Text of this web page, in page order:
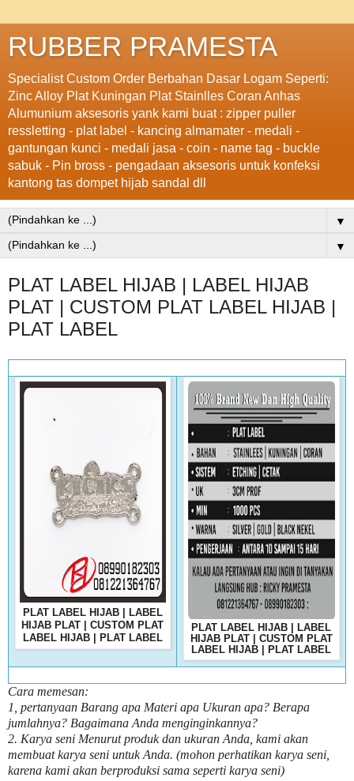
RUBBER PRAMESTA
Specialist Custom Order Berbahan Dasar Logam Seperti:
Zinc Alloy Plat Kuningan Plat Stainlles Coran Anhas
Alumunium aksesoris yank kami buat : zipper puller
ressletting - plat label - kancing almamater - medali -
gantungan kunci - medali jasa - coin - name tag - buckle
sabuk - Pin bross - pengadaan aksesoris untuk konfeksi
kantong tas dompet hijab sandal dll
▼
▼
PLAT LABEL HIJAB | LABEL HIJAB
PLAT | CUSTOM PLAT LABEL HIJAB |
PLAT LABEL
PLAT LABEL HIJAB | LABEL
HIJAB PLAT | CUSTOM PLAT
LABEL HIJAB | PLAT LABEL
PLAT LABEL HIJAB | LABEL
HIJAB PLAT | CUSTOM PLAT
LABEL HIJAB | PLAT LABEL
Cara memesan:
1, pertanyaan Barang apa Materi apa Ukuran apa? Berapa
jumlahnya? Bagaimana Anda menginginkannya?
2. Karya seni Menurut produk dan ukuran Anda, kami akan
membuat karya seni untuk Anda. (mohon perhatikan karya seni,
karena kami akan berproduksi sama seperti karya seni)